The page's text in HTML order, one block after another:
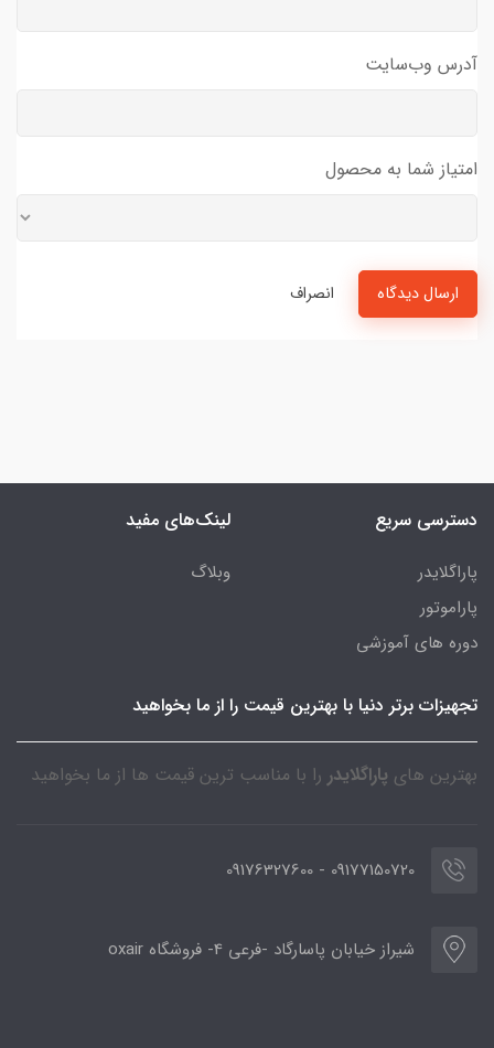
آدرس وب‌سایت
امتیاز شما به محصول
ارسال دیدگاه انصراف
دسترسی سریع
پاراگلایدر
پاراموتور
دوره های آموزشی
لینک‌های مفید
وبلاگ
تجهیزات برتر دنیا با بهترین قیمت را از ما بخواهید
بهترین های پاراگلایدر را با مناسب ترین قیمت ها از ما بخواهید
09177150720 - 09176327600
شیراز خیابان پاسارگاد -فرعی 4- فروشگاه oxair